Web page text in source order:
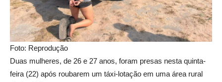
Foto: Reprodução
Duas mulheres, de 26 e 27 anos, foram presas nesta quinta-
feira (22) após roubarem um táxi-lotação em uma área rural